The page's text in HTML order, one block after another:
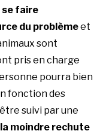
se faire
du problèmeet
sont
pris en charge
pourra bien
fonction des
suivi par une
la moindre rechute